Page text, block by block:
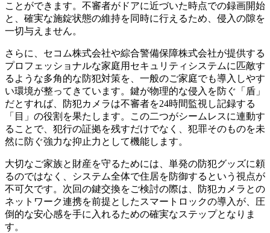
ことができます。不審者がドアに近づいた時点での録画開始
と、確実な施錠状態の維持を同時に行えるため、侵入の隙を
一切与えません。
さらに、セコム株式会社や綜合警備保障株式会社が提供する
プロフェッショナルな家庭用セキュリティシステムに匹敵す
るような多角的な防犯対策を、一般のご家庭でも導入しやす
い環境が整ってきています。鍵が物理的な侵入を防ぐ「盾」
だとすれば、防犯カメラは不審者を24時間監視し記録する
「目」の役割を果たします。この二つがシームレスに連動す
ることで、犯行の証拠を残すだけでなく、犯罪そのものを未
然に防ぐ強力な抑止力として機能します。
大切なご家族と財産を守るためには、単発の防犯グッズに頼
るのではなく、システム全体で住居を防御するという視点が
不可欠です。次回の鍵交換をご検討の際は、防犯カメラとの
ネットワーク連携を前提としたスマートロックの導入が、圧
倒的な安心感を手に入れるための確実なステップとなりま
す。